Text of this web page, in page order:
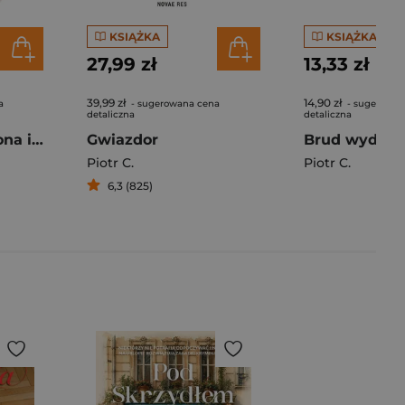
Solista, czyli on, ona i jego żona
KSIĄŻKA
27,99 zł
39,99 zł - sugerowana cena
detaliczna
Gwiazdor
Piotr C.
6,3 (825)
KSIĄŻKA
13,33 zł
14,90 zł -
detaliczna
Piotr C.